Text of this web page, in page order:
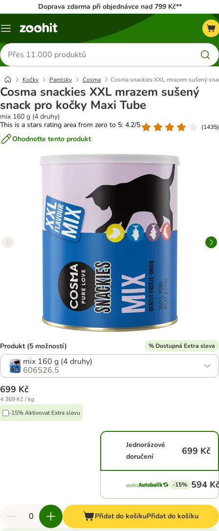
Doprava zdarma při objednávce nad 799 Kč**
Menu
Hledat
produkty
Kočky Pamlsky Cosma Cosma snackies XXL mrazem sušený
Cosma snackies XXL mrazem sušený
snack pro kočky Maxi Tube
mix 160 g (4 druhy)
This is a stars rating area from zero to 5: 4.2/5
(1435)
Ohodnoťte tento produkt
Produkt (5 možností) % Dostupná Extra sleva
mix 160 g (4 druhy)
606526.5
699 Kč
4 369 Kč / kg
-15% Aktivovat Extra slevu
Jednorázové
doručení
699 Kč
-15% 594
Přidat do košíkuPřidat do košíku